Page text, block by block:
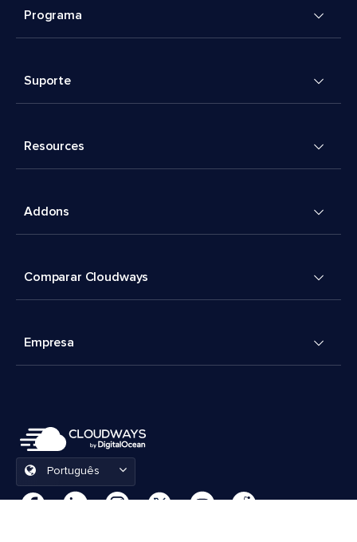
Programa
Suporte
Resources
Addons
Comparar Cloudways
Empresa
Português